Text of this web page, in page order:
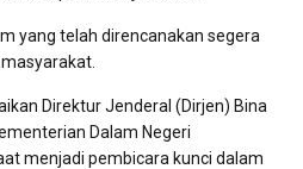
yang telah direncanakan segera
Direktur Jenderal (Dirjen) Bina
Dalam Negeri
menjadi pembicara kunci dalam